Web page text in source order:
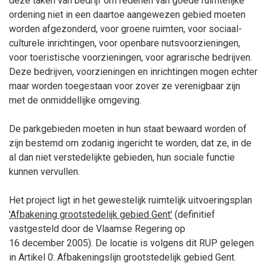
ordening niet in een daartoe aangewezen gebied moeten
worden afgezonderd, voor groene ruimten, voor sociaal-
culturele inrichtingen, voor openbare nutsvoorzieningen,
voor toeristische voorzieningen, voor agrarische bedrijven.
Deze bedrijven, voorzieningen en inrichtingen mogen echter
maar worden toegestaan voor zover ze verenigbaar zijn
met de onmiddellijke omgeving.
De parkgebieden moeten in hun staat bewaard worden of
zijn bestemd om zodanig ingericht te worden, dat ze, in de
al dan niet verstedelijkte gebieden, hun sociale functie
kunnen vervullen.
Het project ligt in het gewestelijk ruimtelijk uitvoeringsplan
'Afbakening grootstedelijk gebied Gent' (definitief
vastgesteld door de Vlaamse Regering op
16 december 2005). De locatie is volgens dit RUP gelegen
in Artikel 0: Afbakeningslijn grootstedelijk gebied Gent.